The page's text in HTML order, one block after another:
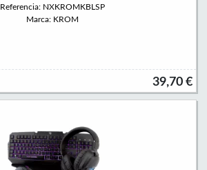
Referencia: NXKROMKBLSP
Marca: KROM
39,70 €